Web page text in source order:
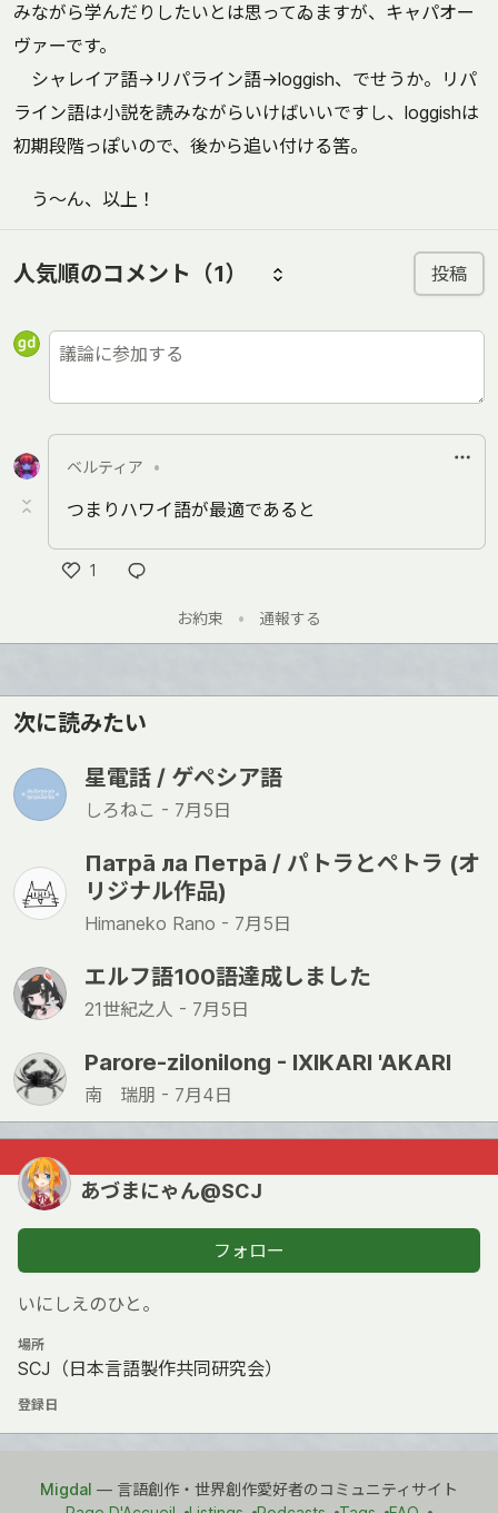
みながら学んだりしたいとは思ってゐますが、キャパオー
ヴァーです。
シャレイア語→リパライン語→loggish、でせうか。リパ
ライン語は小説を読みながらいけばいいですし、loggishは
初期段階っぽいので、後から追い付ける筈。
う〜ん、以上！
人気順のコメント （1） 投稿
ベルティア •
つまりハワイ語が最適であると
1
お約束
• 通報する
次に読みたい
星電話 / ゲペシア語
しろねこ - 7月5日
Патра̄ ла Петра̄ / パトラとペトラ (オ
リジナル作品)
Himaneko Rano - 7月5日
エルフ語100語達成しました
21世紀之人 - 7月5日
Parore-zilonilong - IXIKARI 'AKARI
南 瑞朋 - 7月4日
あづまにゃん@SCJ
フォロー
いにしえのひと。
場所
SCJ（日本言語製作共同研究会）
登録日
Migdal — 言語創作・世界創作愛好者のコミュニティサイト